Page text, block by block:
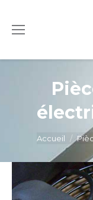
Vous êtes ici :
Accueil